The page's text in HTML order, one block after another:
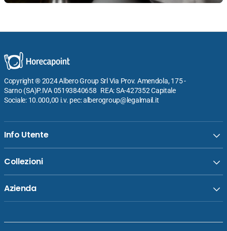
Venditore:
Copyright ® 2024 Albero Group Srl Via Prov. Amendola, 175 -
Sarno (SA)P.IVA 05193840658 REA: SA-427352 Capitale
Sociale: 10.000,00 i.v. pec: alberogroup@legalmail.it
Info Utente
Collezioni
Azienda